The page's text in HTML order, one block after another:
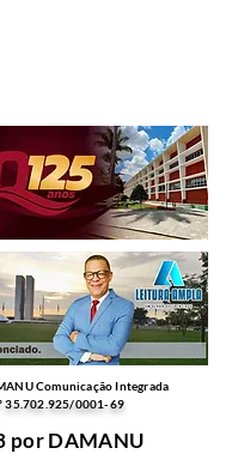
Comunicação Integrada
35.702.925/0001-69
por DAMANU